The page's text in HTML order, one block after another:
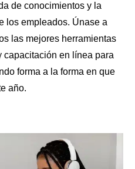
de conocimientos y la
los empleados. Únase a
las mejores herramientas
en línea para
forma a la forma en que
año.